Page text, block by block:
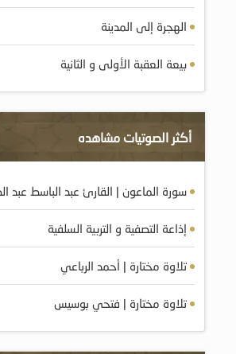
الهجرة إلى المدينة
بيعة العقبة الأولى و الثانية
أكثر الصوتيات مشاهده
سورة الماعون | القارئ عبد الباسط عبد
إذاعة التصفية و التربية السلفية
تلاوة مختارة | أحمد الرباعي
تلاوة مختارة | فتحي بوسيس